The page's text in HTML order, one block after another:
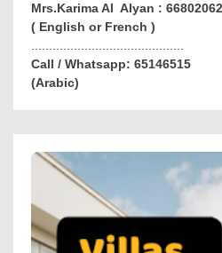
Mrs.Karima Al Alyan : 66802062
( English or French )
...........................................
Call / Whatsapp: 65146515
(Arabic)